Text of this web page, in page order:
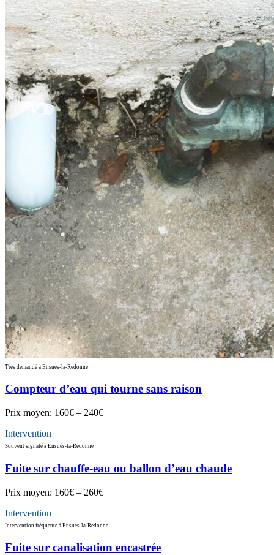
Très demandé à Ensuès-la-Redonne
Compteur d’eau qui tourne sans raison
Prix moyen: 160€ – 240€
Intervention
Souvent signalé à Ensuès-la-Redonne
Fuite sur chauffe-eau ou ballon d’eau chaude
Prix moyen: 160€ – 260€
Intervention
Intervention fréquente à Ensuès-la-Redonne
Fuite sur canalisation encastrée